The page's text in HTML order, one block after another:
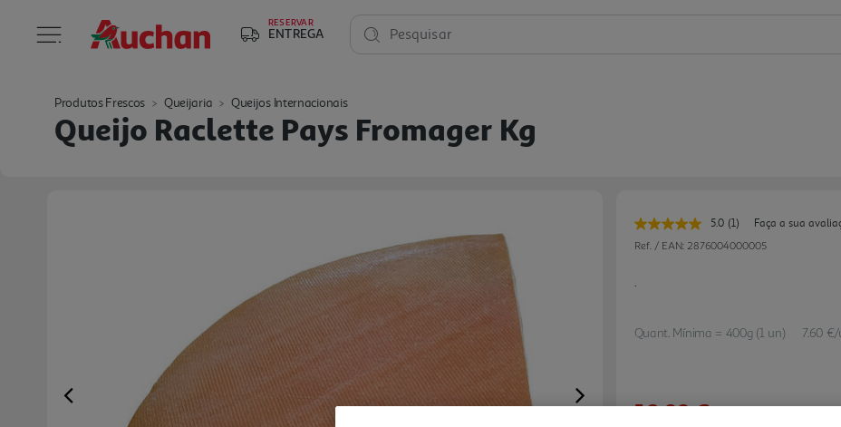
RESERVAR
ENTREGA Pesquisar
Produtos Frescos Queijaria Queijos Internacionais
Queijo Raclette Pays Fromager Kg
Previous Next
5.0 Leu
uma
página.
(1)
Faça a sua
Ref. / EAN: 2876004000005
.
Quant. Mínima = 400g (1 un) 7.60
18,99 €